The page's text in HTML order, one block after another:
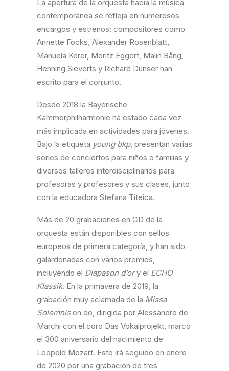
La apertura de la orquesta hacia la música
contemporánea se refleja en numerosos
encargos y estrenos: compositores como
Annette Focks, Alexander Rosenblatt,
Manuela Kerer, Moritz Eggert, Malin Bång,
Henning Sieverts y Richard Dünser han
escrito para el conjunto.
Desde 2018 la Bayerische
Kammerphilharmonie ha estado cada vez
más implicada en actividades para jóvenes.
Bajo la etiqueta young bkp, presentan varias
series de conciertos para niños o familias y
diversos talleres interdisciplinarios para
profesoras y profesores y sus clases, junto
con la educadora Stefana Titeica.
Más de 20 grabaciones en CD de la
orquesta están disponibles con sellos
europeos de primera categoría, y han sido
galardonadas con varios premios,
incluyendo el Diapason d’ory el ECHO
Klassik. En la primavera de 2019, la
grabación muy aclamada de la Missa
Solemnisen do, dirigida por Alessandro de
Marchi con el coro Das Vokalprojekt, marcó
el 300 aniversario del nacimiento de
Leopold Mozart. Esto irá seguido en enero
de 2020 por una grabación de tres